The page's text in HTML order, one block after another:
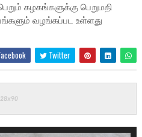
கழகங்களுக்கு பெறுமதி
வழங்கப்பட உள்ளது
Twitter